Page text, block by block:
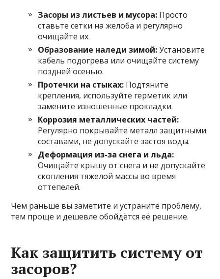
Засоры из листьев и мусора: Просто
ставьте сетки на желоба и регулярно
очищайте их.
Образование наледи зимой:Установите
кабель подогрева или очищайте систему
поздней осенью.
Протечки на стыках: Подтяните
крепления, используйте герметик или
замените изношенные прокладки.
Коррозия металлических частей:
Регулярно покрывайте металл защитными
составами, не допускайте застоя воды.
Деформация из-за снега и льда:
Очищайте крышу от снега и не допускайте
скопления тяжелой массы во время
оттепелей.
Чем раньше вы заметите и устраните проблему,
тем проще и дешевле обойдётся её решение.
Как защитить систему от
засоров?